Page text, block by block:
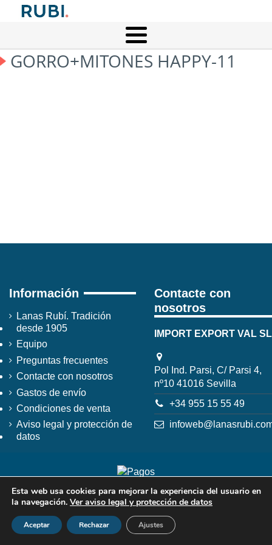
GORRO+MITONES HAPPY-11
Información
Lanas Rubí. Tradición
desde 1905
Equipo
Preguntas frecuentes
Contacte con nosotros
Gastos de envío
Condiciones de venta
Aviso legal y protección de
datos
Contacte con
nosotros
IMPORT EXPORT VAL SL
Pol Ind. Parsi, C/ Parsi 4,
nº10 41016 Sevilla
+34 955 15 55 49
Esta web usa cookies para mejorar la experiencia del usuario en
la navegación. Ver aviso legal y protección de datos
Aceptar Rechazar Ajustes